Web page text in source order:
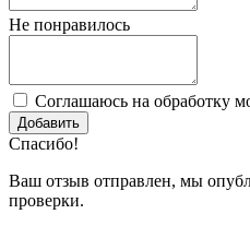
Не понравилось
Соглашаюсь на обработку
Спасибо!
Ваш отзыв отправлен, мы
проверки.